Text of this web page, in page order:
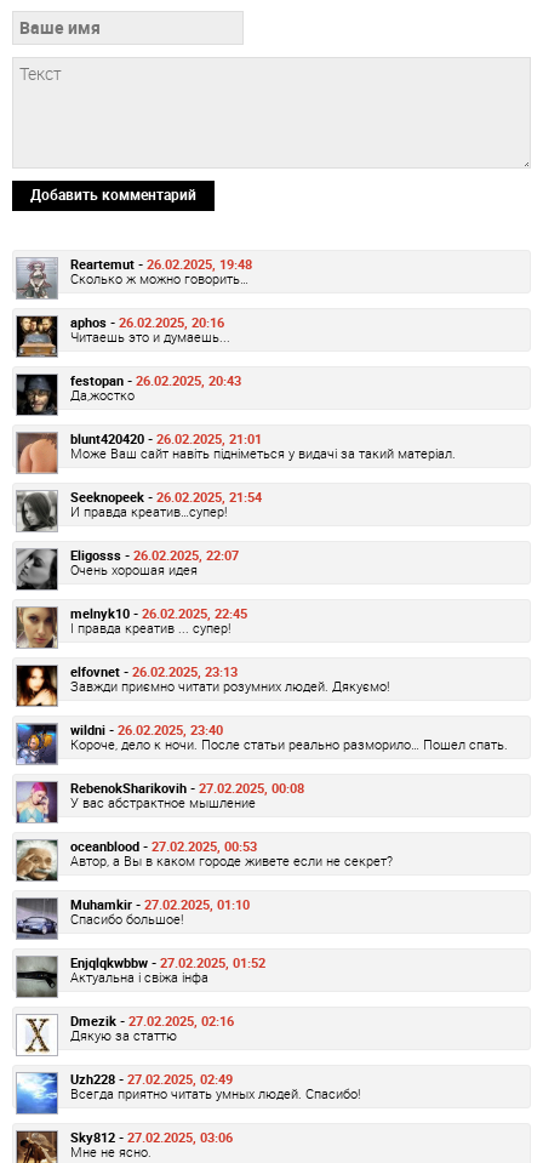
Добавить комментарий
Reartemut - 26.02.2025, 19:48
Сколько ж можно говорить…
aphos - 26.02.2025, 20:16
Читаешь это и думаешь...
festopan - 26.02.2025, 20:43
Да,жостко
blunt420420 - 26.02.2025, 21:01
Може Ваш сайт навіть підніметься у видачі за такий матеріал.
Seeknopeek - 26.02.2025, 21:54
И правда креатив…супер!
Eligosss - 26.02.2025, 22:07
Очень хорошая идея
melnyk10 - 26.02.2025, 22:45
І правда креатив ... супер!
elfovnet - 26.02.2025, 23:13
Завжди приємно читати розумних людей. Дякуємо!
wildni - 26.02.2025, 23:40
Короче, дело к ночи. После статьи реально разморило… Пошел спать.
RebenokSharikovih - 27.02.2025, 00:08
У вас абстрактное мышление
oceanblood - 27.02.2025, 00:53
Автор, а Вы в каком городе живете если не секрет?
Muhamkir - 27.02.2025, 01:10
Спасибо большое!
Enjqlqkwbbw - 27.02.2025, 01:52
Актуальна і свіжа інфа
Dmezik - 27.02.2025, 02:16
Дякую за статтю
Uzh228 - 27.02.2025, 02:49
Всегда приятно читать умных людей. Спасибо!
Sky812 - 27.02.2025, 03:06
Мне не ясно.